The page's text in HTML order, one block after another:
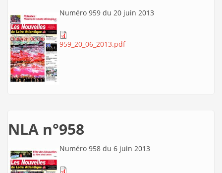
Numéro 959 du 20 juin 2013
959_20_06_2013.pdf
NLA n°958
Numéro 958 du 6 juin 2013